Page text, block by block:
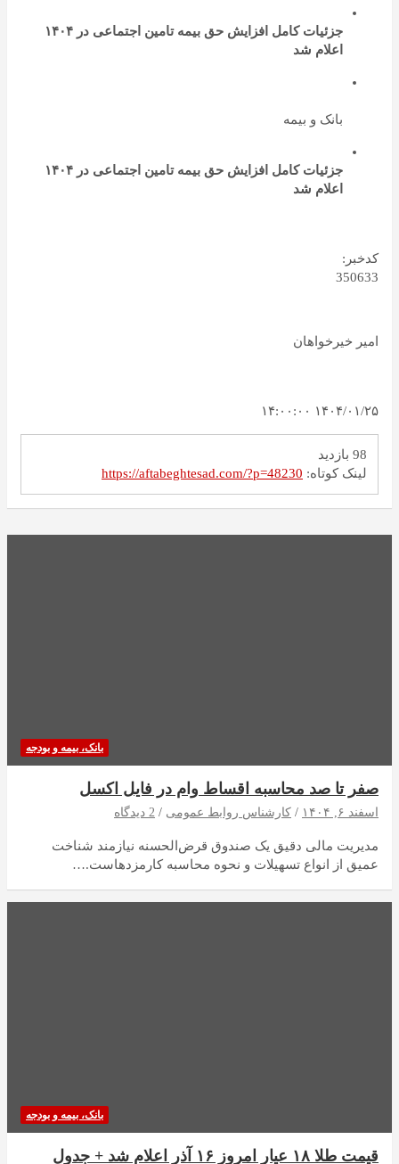
جزئیات کامل افزایش حق بیمه تامین اجتماعی در ۱۴۰۴
اعلام شد
بانک و بیمه
جزئیات کامل افزایش حق بیمه تامین اجتماعی در ۱۴۰۴
اعلام شد
کدخبر:
350633
امیر خیرخواهان
۱۴۰۴/۰۱/۲۵ ۱۴:۰۰:۰۰
98 بازدید
لینک کوتاه: https://aftabeghtesad.com/?p=48230
بانک، بیمه و بودجه
صفر تا صد محاسبه اقساط وام در فایل اکسل
اسفند ۶, ۱۴۰۴ کارشناس روابط عمومی 2 دیدگاه
مدیریت مالی دقیق یک صندوق قرض‌الحسنه نیازمند شناخت
عمیق از انواع تسهیلات و نحوه محاسبه کارمزدهاست.…
بانک، بیمه و بودجه
قیمت طلا ۱۸ عیار امروز ۱۶ آذر اعلام شد + جدول